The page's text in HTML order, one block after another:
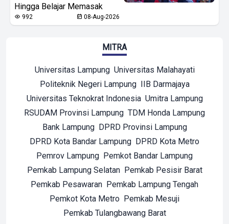
Hingga Belajar Memasak
992 08-Aug-2026
MITRA
Universitas Lampung Universitas Malahayati
Politeknik Negeri Lampung
IIB Darmajaya
Universitas Teknokrat Indonesia Umitra Lampung
RSUDAM Provinsi Lampung TDM Honda Lampung
Bank Lampung
DPRD Provinsi Lampung
DPRD Kota Bandar Lampung DPRD Kota Metro
Pemrov Lampung Pemkot Bandar Lampung
Pemkab Lampung Selatan
Pemkab Pesisir Barat
Pemkab Pesawaran Pemkab Lampung Tengah
Pemkot Kota Metro Pemkab Mesuji
Pemkab Tulangbawang Barat